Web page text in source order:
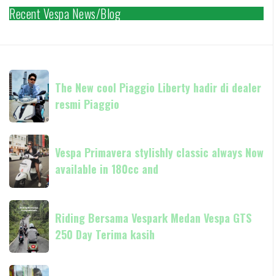
Recent Vespa News/Blog
The
New
cool
Piaggio
Liberty
hadir
di
dealer
Piaggio
The New cool Piaggio Liberty hadir di dealer
resmi Piaggio
Vespa
Primavera
stylishly
classic
always
Now
available
in
and
Vespa Primavera stylishly classic always Now
available in 180cc and
Riding
Bersama
Vespark
Medan
Vespa
Riding Bersama Vespark Medan Vespa GTS
250 Day Terima kasih
Vespa